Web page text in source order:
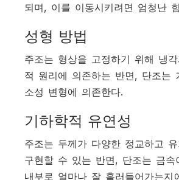
되며, 이를 이동시키려면 엄청난
성형 방법
주조는 형상을 고정하기 위해 냉
적 원리에 의존하는 반면, 단조는
소성 변형에 의존한다.
기하학적 유연성
주조는 두께가 다양한 정교하고
구현할 수 있는 반면, 단조는 금속
내부로 얼마나 잘 흘러들어가는지